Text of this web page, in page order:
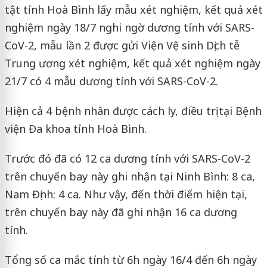
tật tỉnh Hoà Bình lấy mẫu xét nghiệm, kết quả xét
nghiệm ngày 18/7 nghi ngờ dương tính với SARS-
CoV-2, mẫu lần 2 được gửi Viện Vệ sinh Dịch tễ
Trung ương xét nghiệm, kết quả xét nghiệm ngày
21/7 có 4 mẫu dương tính với SARS-CoV-2.
Hiện cả 4 bệnh nhân được cách ly, điều trị tại Bệnh
viện Đa khoa tỉnh Hoà Bình.
Trước đó đã có 12 ca dương tính với SARS-CoV-2
trên chuyến bay này ghi nhận tại Ninh Bình: 8 ca,
Nam Định: 4 ca. Như vậy, đến thời điểm hiện tại,
trên chuyến bay này đã ghi nhận 16 ca dương
tính.
Tổng số ca mắc tính từ 6h ngày 16/4 đến 6h ngày